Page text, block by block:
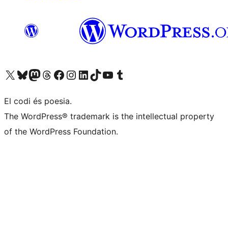
Visiteu el nostre compte X (abans Twitter)
Visiteu el nostre compte de Bluesky
Visiteu el nostre compte al Mastodon
Visiteu el nostre compte de Threads
Visiteu la nostra pàgina al Facebook
Visiteu el nostre compte d'Instagram
Visiteu el nostre compte de LinkedIn
Visiteu el nostre compte de TikTok
Visiteu el nostre canal al YouTube
Visiteu el nostre compte de Tumblr
El codi és poesia.
The WordPress® trademark is the intellectual property
of the WordPress Foundation.